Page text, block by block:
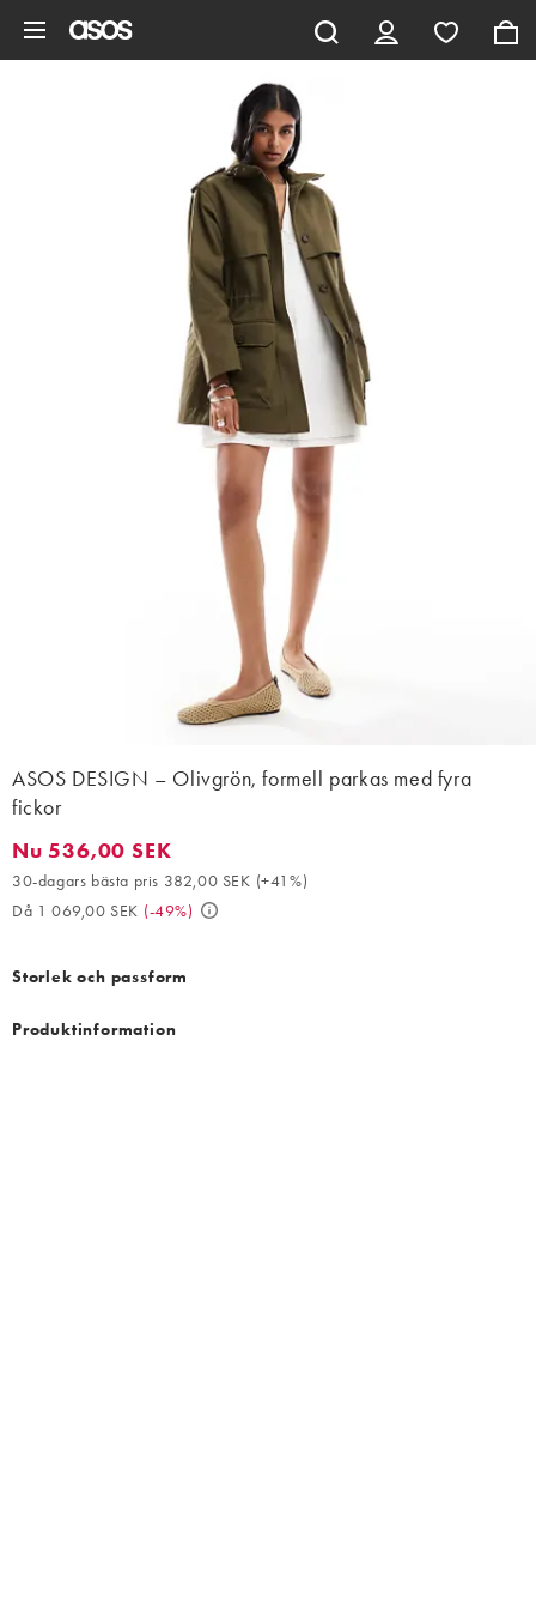
ASOS DESIGN – Olivgrön, formell parkas med fyra
fickor
Nu 536,00 SEK. 30-dagars bästa pris 382,00 SEK (+41%). Då
Nu 536,00 SEK
30-dagars bästa pris 382,00 SEK (+41%)
Då 1 069,00 SEK (-49%)
Storlek och passform
Produktinformation